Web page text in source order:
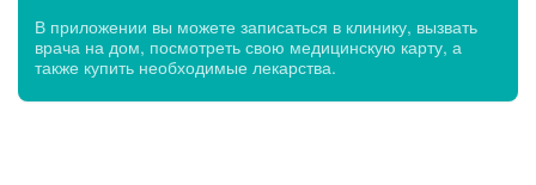
В приложении вы можете записаться в клинику, вызвать
врача на дом, посмотреть свою медицинскую карту, а
также купить необходимые лекарства.